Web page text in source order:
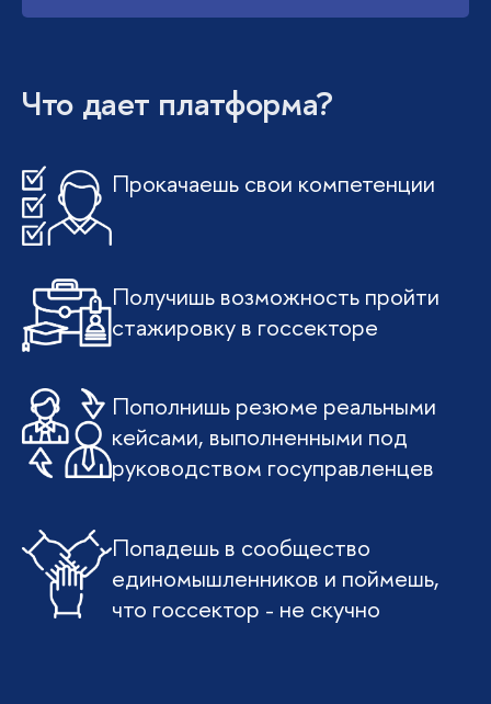
Что дает платформа?
Прокачаешь свои компетенции
Получишь возможность пройти
стажировку в госсекторе
Пополнишь резюме реальными
кейсами, выполненными под
руководством госуправленцев
Попадешь в сообщество
единомышленников и поймешь,
что госсектор - не скучно